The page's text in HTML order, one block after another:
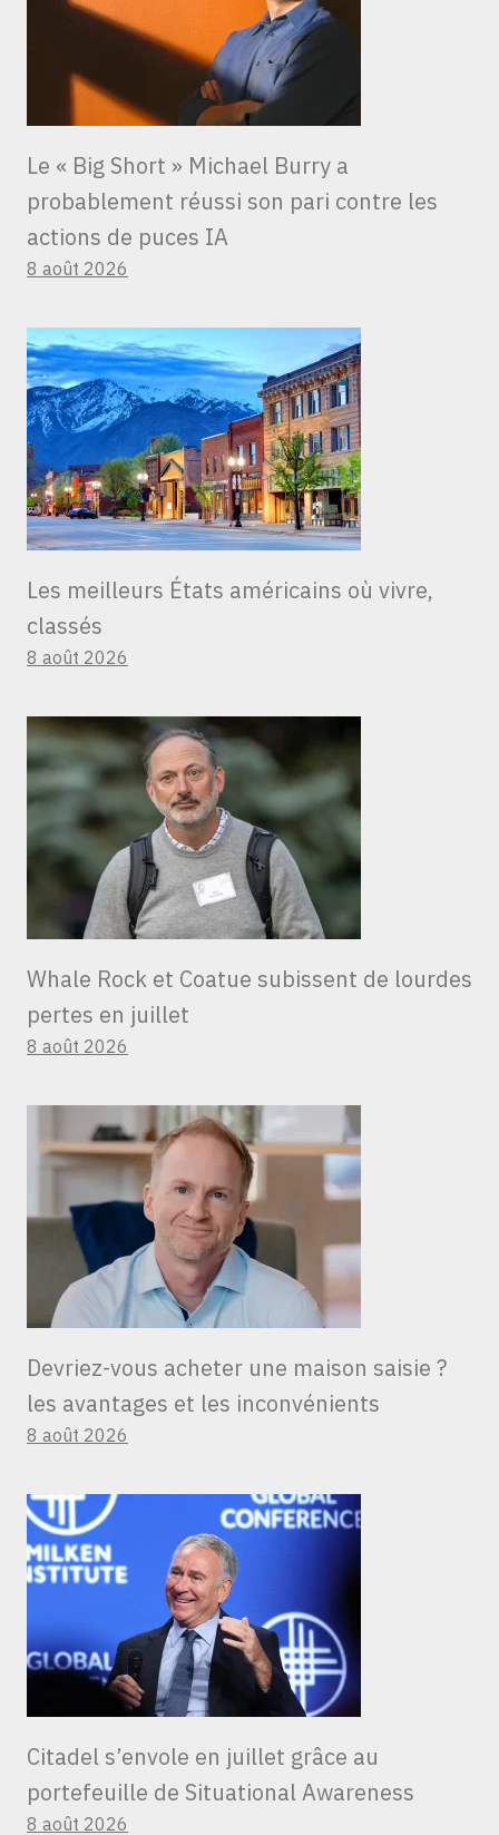
Le « Big Short » Michael Burry a
probablement réussi son pari contre les
actions de puces IA
8 août 2026
Les meilleurs États américains où vivre,
classés
8 août 2026
Whale Rock et Coatue subissent de lourdes
pertes en juillet
8 août 2026
Devriez-vous acheter une maison saisie ?
les avantages et les inconvénients
8 août 2026
Citadel s’envole en juillet grâce au
portefeuille de Situational Awareness
8 août 2026